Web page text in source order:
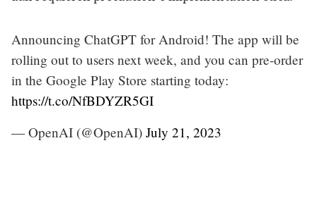
Announcing ChatGPT for Android! The app will be
rolling out to users next week, and you can pre-order
in the Google Play Store starting today:
https://t.co/NfBDYZR5GI
— OpenAI (@OpenAI) July 21, 2023